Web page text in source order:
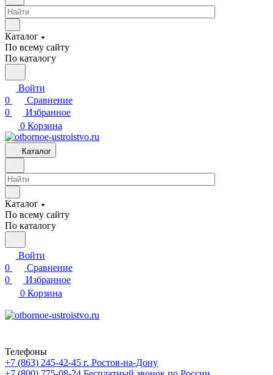
Каталог
По всему сайту
По каталогу
Войти
0
Сравнение
0
Избранное
0 Корзина
Каталог
Каталог
По всему сайту
По каталогу
Войти
0
Сравнение
0
Избранное
0 Корзина
Телефоны
+7 (863) 245-42-45 г. Ростов-на-Дону